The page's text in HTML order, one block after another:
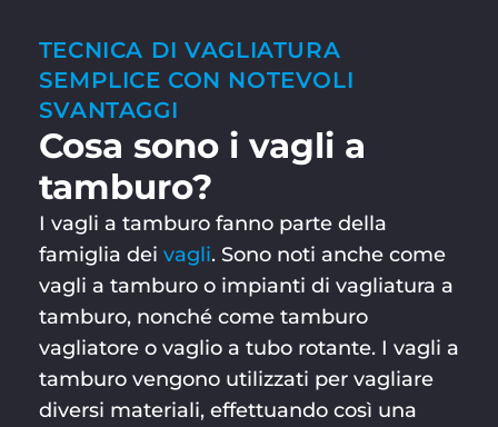
TECNICA DI VAGLIATURA
SEMPLICE CON NOTEVOLI
SVANTAGGI
Cosa sono i vagli a
tamburo?
I vagli a tamburo fanno parte della
famiglia dei vagli. Sono noti anche come
vagli a tamburo o impianti di vagliatura a
tamburo, nonché come tamburo
vagliatore o vaglio a tubo rotante. I vagli a
tamburo vengono utilizzati per vagliare
diversi materiali, effettuando così una